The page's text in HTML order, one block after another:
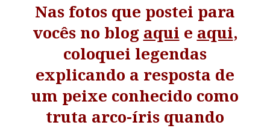
Nas fotos que postei para
vocês no blog aqui e aqui,
coloquei legendas
explicando a resposta de
um peixe conhecido como
truta arco-íris quando